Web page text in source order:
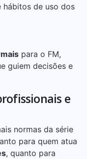
hábitos de uso dos
para o FM,
guiem decisões e
e
normas da série
para quem atua
, quanto para